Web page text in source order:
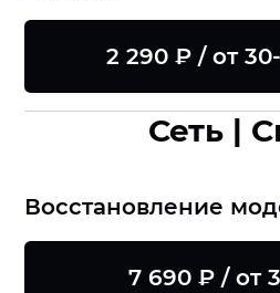
2 290 ₽ / от
Сеть |
Восстановление
7 690 ₽ / от